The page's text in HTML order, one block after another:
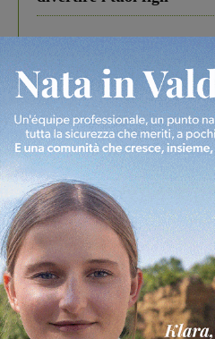
In vetrina 3 Agosto 2026
Estra Notizie agosto:
studenti coinvolti, torna
debutta il podcast Estrair